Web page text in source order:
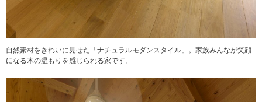
自然素材をきれいに見せた「ナチュラルモダンスタイル」。家族みんなが笑顔
になる木の温もりを感じられる家です。